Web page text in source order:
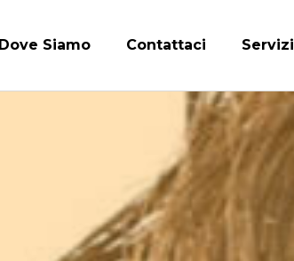
Dove Siamo Contattaci Servizi